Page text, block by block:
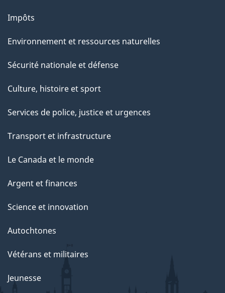
Impôts
Environnement et ressources naturelles
Sécurité nationale et défense
Culture, histoire et sport
Services de police, justice et urgences
Transport et infrastructure
Le Canada et le monde
Argent et finances
Science et innovation
Autochtones
Vétérans et militaires
Jeunesse